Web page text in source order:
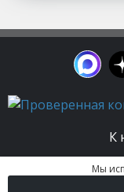
К
© 2003 - 2026.
строительных
Мы